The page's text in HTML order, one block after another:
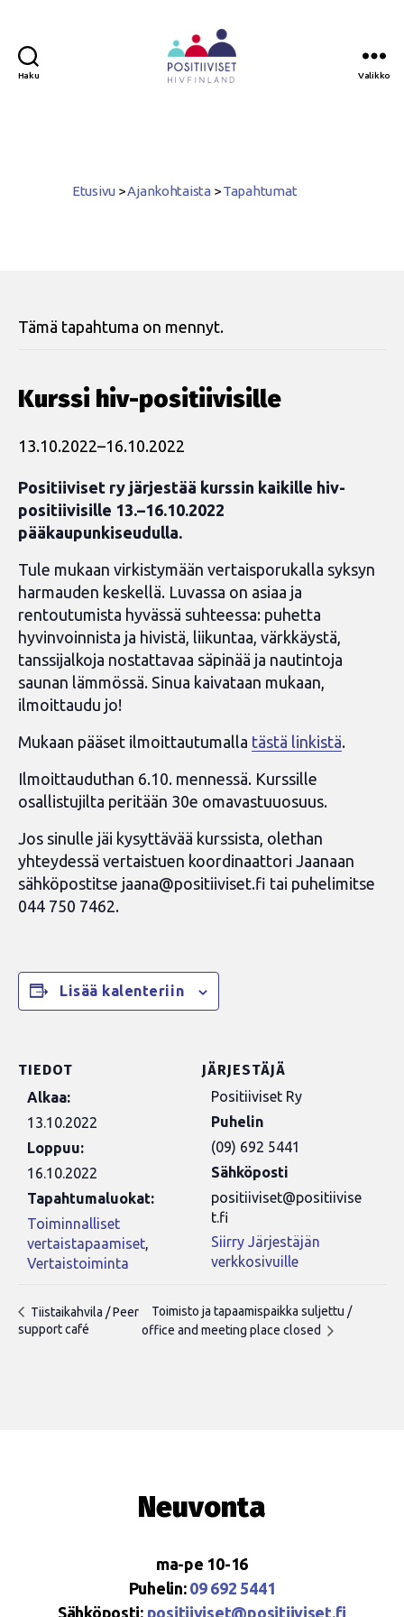
Haku Valikko
Etusivu >Ajankohtaista >Tapahtumat
Tämä tapahtuma on mennyt.
Kurssi hiv-positiivisille
13.10.2022–16.10.2022
Positiiviset ry järjestää kurssin kaikille hiv-
positiivisille 13.–16.10.2022
pääkaupunkiseudulla.
Tule mukaan virkistymään vertaisporukalla syksyn
harmauden keskellä. Luvassa on asiaa ja
rentoutumista hyvässä suhteessa: puhetta
hyvinvoinnista ja hivistä, liikuntaa, värkkäystä,
tanssijalkoja nostattavaa säpinää ja nautintoja
saunan lämmössä. Sinua kaivataan mukaan,
ilmoittaudu jo!
Mukaan pääset ilmoittautumalla tästä linkistä.
Ilmoittauduthan 6.10. mennessä. Kurssille
osallistujilta peritään 30e omavastuuosuus.
Jos sinulle jäi kysyttävää kurssista, olethan
yhteydessä vertaistuen koordinaattori Jaanaan
sähköpostitse jaana@positiiviset.fi tai puhelimitse
044 750 7462.
Lisää kalenteriin
TIEDOT
Alkaa:
13.10.2022
Loppuu:
16.10.2022
Tapahtumaluokat:
Toiminnalliset
vertaistapaamiset,
Vertaistoiminta
JÄRJESTÄJÄ
Positiiviset Ry
Puhelin
(09) 692 5441
Sähköposti
positiiviset@positiivise
t.fi
Siirry Järjestäjän
verkkosivuille
Tiistaikahvila / Peer
support café
Toimisto ja tapaamispaikka suljettu /
office and meeting place closed
Neuvonta
ma-pe 10-16
Puhelin: 09 692 5441
Sähköposti: positiiviset@positiiviset.fi